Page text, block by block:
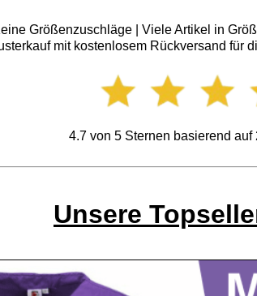
Größenzuschläge | Viele Artikel in
mit kostenlosem Rückversand für
4.7von 5Sternen basierend auf
Unsere